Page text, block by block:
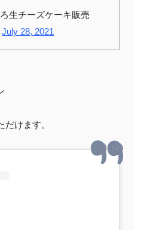
生チーズケーキ販売
July 28, 2021
けます。